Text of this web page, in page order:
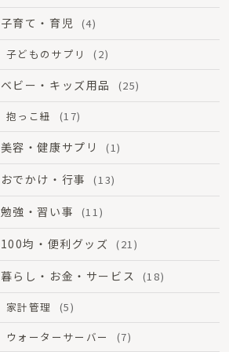
子育て・育児 (4)
子どものサプリ (2)
ベビー・キッズ用品 (25)
抱っこ紐 (17)
美容・健康サプリ (1)
おでかけ・行事 (13)
勉強・習い事 (11)
100均・便利グッズ (21)
暮らし・お金・サービス (18)
家計管理
(5)
ウォーターサーバー
(7)